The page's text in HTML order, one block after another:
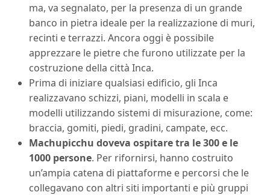
ma, va segnalato, per la presenza di un grande
banco in pietra ideale per la realizzazione di muri,
recinti e terrazzi. Ancora oggi è possibile
apprezzare le pietre che furono utilizzate per la
costruzione della città Inca.
Prima di iniziare qualsiasi edificio, gli Inca
realizzavano schizzi, piani, modelli in scala e
modelli utilizzando sistemi di misurazione, come:
braccia, gomiti, piedi, gradini, campate, ecc.
Machupicchu doveva ospitare tra le 300 e le
1000 persone. Per rifornirsi, hanno costruito
un’ampia catena di piattaforme e percorsi che le
collegavano con altri siti importanti e più gruppi